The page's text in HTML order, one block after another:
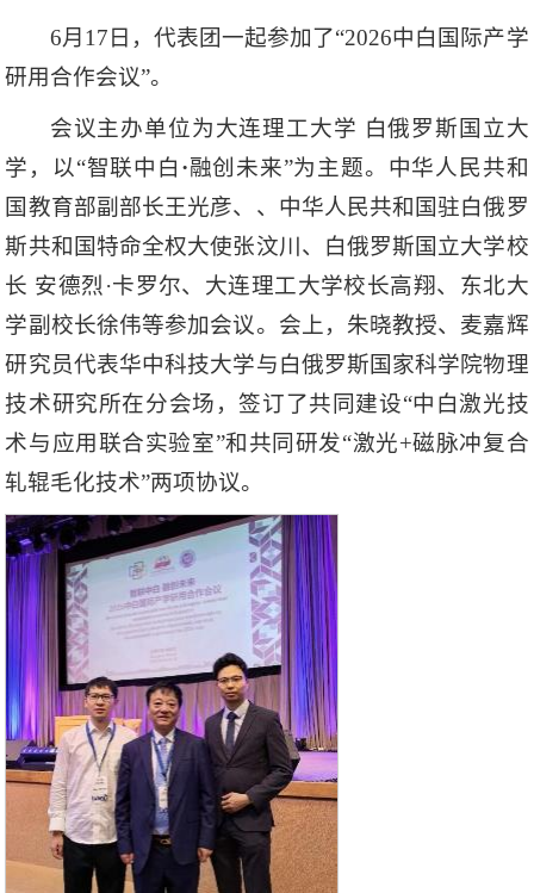
6月17日，代表团一起参加了“2026中白国际产学
研用合作会议”。
会议主办单位为大连理工大学 白俄罗斯国立大
学，以“智联中白 ·融创未来”为主题。 中华人民共和
国教育部副部长王光彦、、中华人民共和国驻白俄罗
斯共和国特命全权大使张汶川、白俄罗斯国立大学校
长 安德烈·卡罗尔、大连理工大学校长高翔、东北大
学副校长徐伟等参加会议。 会上，朱晓教授、麦嘉辉
研究员代表华中科技大学与白俄罗斯国家科学院物理
技术研究所在分会场，签订了共同建设“中白激光技
术与应用联合实验室”和共同研发“激光+磁脉冲复合
轧辊毛化技术”两项协议。